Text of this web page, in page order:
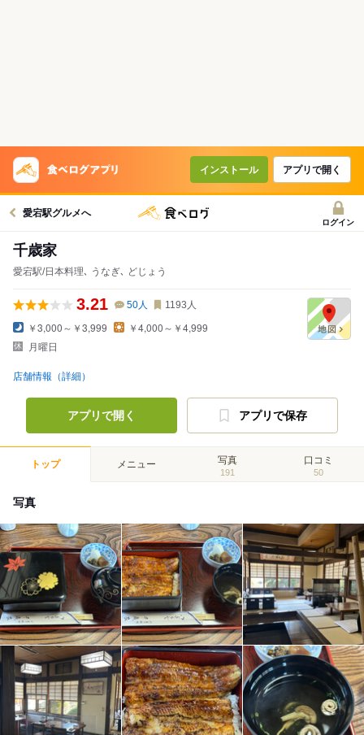
インストール アプリで開く
愛宕駅グルメへ
ログイン
千歳家
愛宕駅/日本料理､ うなぎ､ どじょう
3.21 50人 1193 人
￥3,000～￥3,999
￥4,000～￥4,999
月曜日
店舗情報（詳細）
アプリで開く アプリで保存
トップ メニュー 写真
191
口コミ
50
写真